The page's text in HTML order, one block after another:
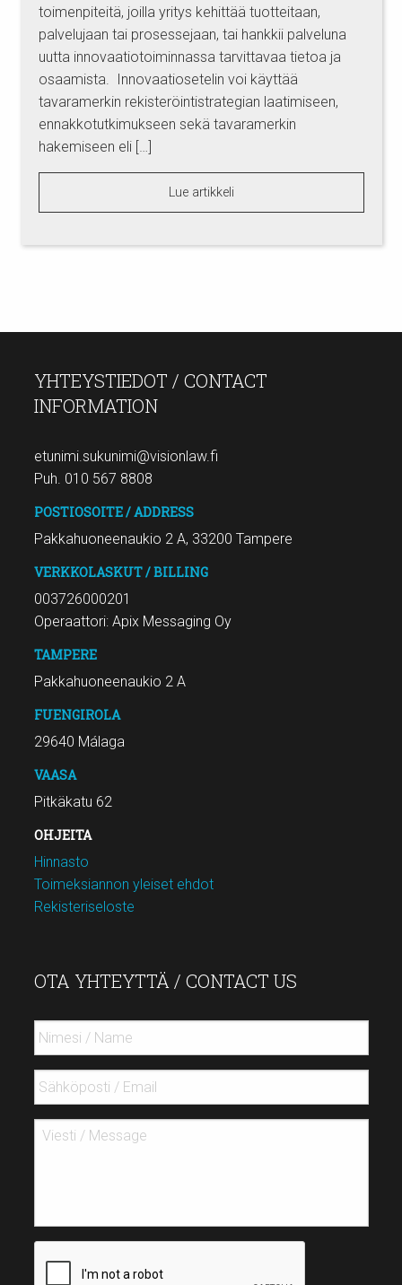
toimenpiteitä, joilla yritys kehittää tuotteitaan,
palvelujaan tai prosessejaan, tai hankkii palveluna
uutta innovaatiotoiminnassa tarvittavaa tietoa ja
osaamista. Innovaatiosetelin voi käyttää
tavaramerkin rekisteröintistrategian laatimiseen,
ennakkotutkimukseen sekä tavaramerkin
hakemiseen eli […]
Lue artikkeli
YHTEYSTIEDOT / CONTACT
INFORMATION
etunimi.sukunimi@visionlaw.fi
Puh. 010 567 8808
POSTIOSOITE / ADDRESS
Pakkahuoneenaukio 2 A, 33200 Tampere
VERKKOLASKUT / BILLING
003726000201
Operaattori: Apix Messaging Oy
TAMPERE
Pakkahuoneenaukio 2 A
FUENGIROLA
29640 Málaga
VAASA
Pitkäkatu 62
OHJEITA
Hinnasto
Toimeksiannon yleiset ehdot
Rekisteriseloste
OTA YHTEYTTÄ / CONTACT US